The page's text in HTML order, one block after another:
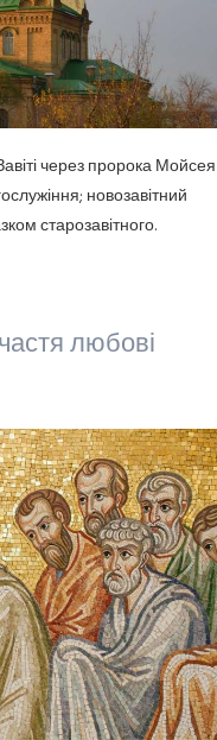
через пророка Мойсея
новозавітний
старозавітного.
любові